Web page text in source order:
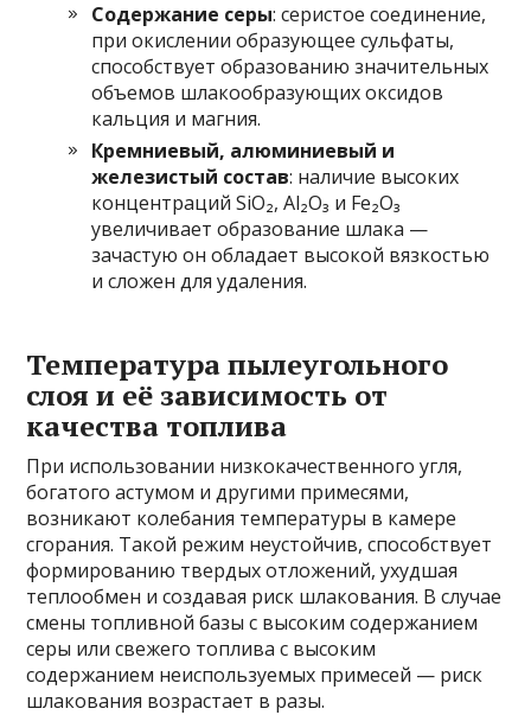
Содержание серы: серистое соединение,
при окислении образующее сульфаты,
способствует образованию значительных
объемов шлакообразующих оксидов
кальция и магния.
Кремниевый, алюминиевый и
железистый состав: наличие высоких
концентраций SiO₂, Al₂O₃ и Fe₂O₃
увеличивает образование шлака —
зачастую он обладает высокой вязкостью
и сложен для удаления.
Температура пылеугольного
слоя и её зависимость от
качества топлива
При использовании низкокачественного угля,
богатого астумом и другими примесями,
возникают колебания температуры в камере
сгорания. Такой режим неустойчив, способствует
формированию твердых отложений, ухудшая
теплообмен и создавая риск шлакования. В случае
смены топливной базы с высоким содержанием
серы или свежего топлива с высоким
содержанием неиспользуемых примесей — риск
шлакования возрастает в разы.